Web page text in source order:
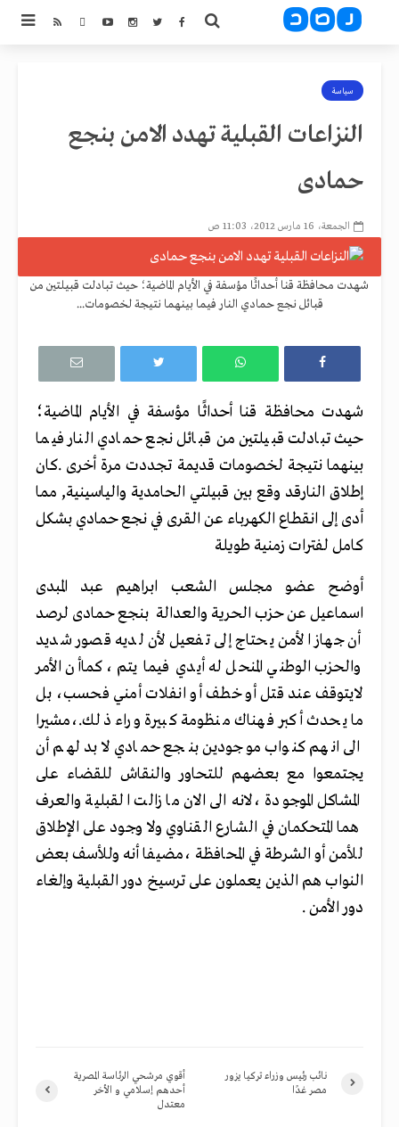
سياسة
النزاعات القبلية تهدد الامن بنجع
حمادى
الجمعة، 16 مارس 2012، 11:03 ص
شهدت محافظة قنا أحداثًا مؤسفة في الأيام الماضية؛ حيث تبادلت قبيلتين من
قبائل نجع حمادي النار فيما بينهما نتيجة لخصومات...
شهدت محافظة قنا أحداثًا مؤسفة في الأيام الماضية؛
حيث تبادلت قبيلتين من قبائل نجع حمادي النار فيما
بينهما نتيجة لخصومات قديمة تجددت مرة أخرى .كان
إطلاق النارقد وقع بين قبيلتي الحامدية والياسينية, مما
أدى إلى انقطاع الكهرباء عن القرى في نجع حمادي بشكل
كامل لفترات زمنية طويلة
أوضح عضو مجلس الشعب ابراهيم عبد المبدى
اسماعيل عن حزب الحرية والعدالة بنجع حمادى لرصد
أن جهاز الأمن يحتاج إلى تفعيل لأن لديه قصور شديد
والحزب الوطني المنحل له أيدي فيما يتم ،كماأن الأمر
لايتوقف عند قتل أو خطف أو انفلات أمني فحسب، بل
ما يحدث أكبر فهناك منظومة كبيرة وراء ذلك.،مشيرا
الى انهم كنواب موجودين بنجع حمادي لابد لهم أن
يجتمعوا مع بعضهم للتحاور والنقاش للقضاء على
المشاكل الموجودة ،لانه الى الان ما زالت القبلية والعرف
هما المتحكمان في الشارع القناوي ولا وجود على الإطلاق
للأمن أو الشرطة في المحافظة ،مضيفا أنه وللأسف بعض
النواب هم الذين يعملون على ترسيخ دور القبلية وإلغاء
دور الأمن .
أقوي مرشحي الرئاسة المصرية
أحدهم إسلامي و الأخر
معتدل
نائب رئيس وزراء تركيا يزور
مصر غدًا